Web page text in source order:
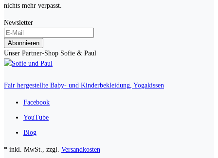
nichts mehr verpasst.
Newsletter
Abonnieren
Unser Partner-Shop Sofie & Paul
Fair hergestellte Baby- und Kinderbekleidung, Yogakissen
Facebook
YouTube
Blog
* inkl. MwSt., zzgl. Versandkosten